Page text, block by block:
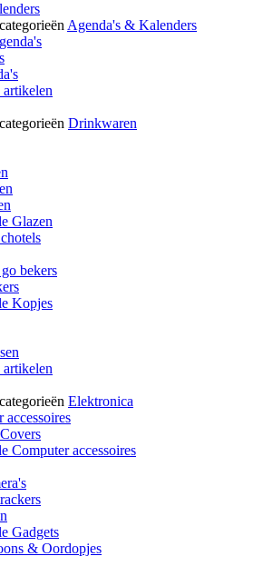
Agenda's & Kalenders
Drinkwaren
Glazen
bekers
Kopjes
Elektronica
accessoires
Computer accessoires
Gadgets
& Oordopjes